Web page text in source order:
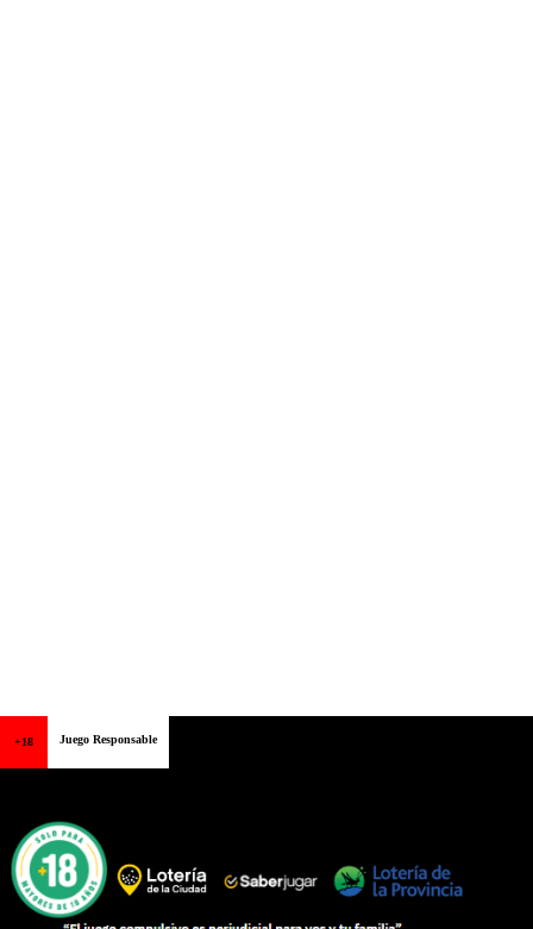
+18 Juego Responsable